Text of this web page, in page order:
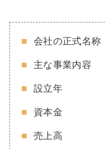
会社の正式名称
主な事業内容
設立年
資本金
売上高